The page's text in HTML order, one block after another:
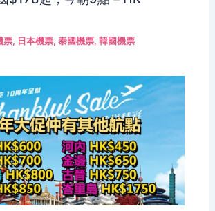
票, 日本機票,泰國機票,韓國機票